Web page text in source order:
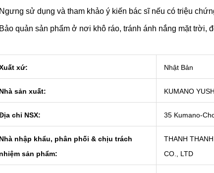
sử dụng và tham khảo ý kiến bác sĩ nếu có triệu
quản sản phẩm ở nơi khô ráo, tránh ánh nắng mặt trời,
xứ: Nhật Bản
sản xuất: KUMANO
chỉ NSX: 35 Kumano-
nhập khẩu, phân phối & chịu trách
sản phẩm:
THANH
CO., LTD